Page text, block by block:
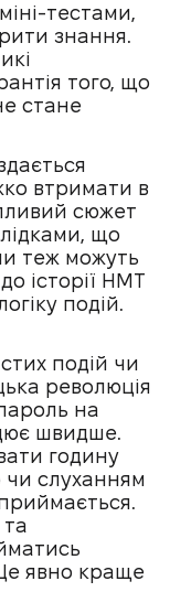
тестами,
знання.
того, що
стане
втримати в
сюжет
що
теж можуть
історії НМТ
подій.
подій чи
революція
на
швидше.
годину
чи слуханням
явно краще